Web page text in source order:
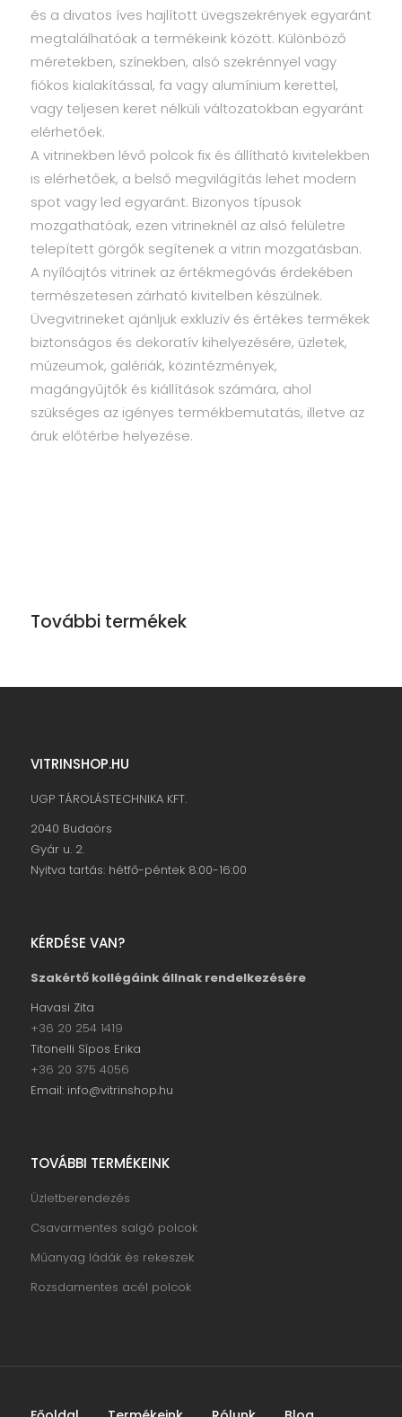
és a divatos íves hajlított üvegszekrények egyaránt
megtalálhatóak a termékeink között. Különböző
méretekben, színekben, alsó szekrénnyel vagy
fiókos kialakítással, fa vagy alumínium kerettel,
vagy teljesen keret nélküli változatokban egyaránt
elérhetőek.
A vitrinekben lévő polcok fix és állítható kivitelekben
is elérhetőek, a belső megvilágítás lehet modern
spot vagy led egyaránt. Bizonyos típusok
mozgathatóak, ezen vitrineknél az alsó felületre
telepített görgők segítenek a vitrin mozgatásban.
A nyílóajtós vitrinek az értékmegóvás érdekében
természetesen zárható kivitelben készülnek.
Üvegvitrineket ajánljuk exkluzív és értékes termékek
biztonságos és dekoratív kihelyezésére, üzletek,
múzeumok, galériák, közintézmények,
magángyűjtők és kiállítások számára, ahol
szükséges az igényes termékbemutatás, illetve az
áruk előtérbe helyezése.
További termékek
VITRINSHOP.HU
UGP TÁROLÁSTECHNIKA KFT.
2040 Budaörs
Gyár u. 2.
Nyitva tartás: hétfő-péntek 8:00-16:00
KÉRDÉSE VAN?
Szakértő kollégáink állnak rendelkezésére
Havasi Zita
+36 20 254 1419
Titonelli Sípos Erika
+36 20 375 4056
Email: info@vitrinshop.hu
TOVÁBBI TERMÉKEINK
Üzletberendezés
Csavarmentes salgó polcok
Műanyag ládák és rekeszek
Rozsdamentes acél polcok